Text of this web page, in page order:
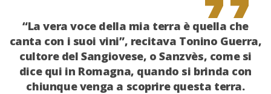
“La vera voce della mia terra è quella che
canta con i suoi vini”, recitava Tonino Guerra,
cultore del Sangiovese, o Sanzvès, come si
dice qui in Romagna, quando si brinda con
chiunque venga a scoprire questa terra.